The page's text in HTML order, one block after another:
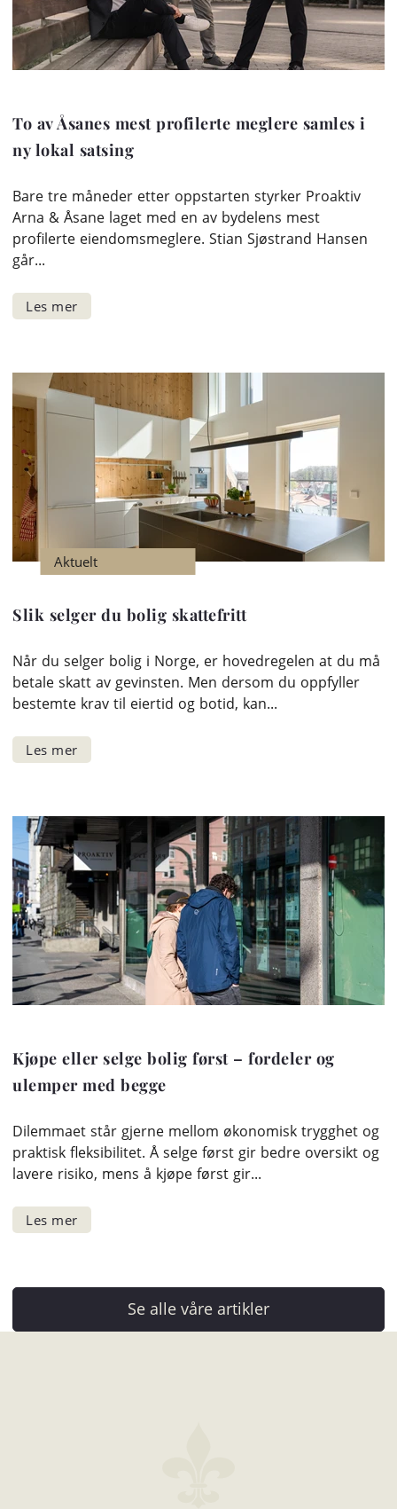
To av Åsanes mest profilerte meglere samles i
ny lokal satsing
Bare tre måneder etter oppstarten styrker Proaktiv
Arna & Åsane laget med en av bydelens mest
profilerte eiendomsmeglere. Stian Sjøstrand Hansen
går...
Aktuelt
Slik selger du bolig skattefritt
Når du selger bolig i Norge, er hovedregelen at du må
betale skatt av gevinsten. Men dersom du oppfyller
bestemte krav til eiertid og botid, kan...
Kjøpe eller selge bolig først – fordeler og
ulemper med begge
Dilemmaet står gjerne mellom økonomisk trygghet og
praktisk fleksibilitet. Å selge først gir bedre oversikt og
lavere risiko, mens å kjøpe først gir...